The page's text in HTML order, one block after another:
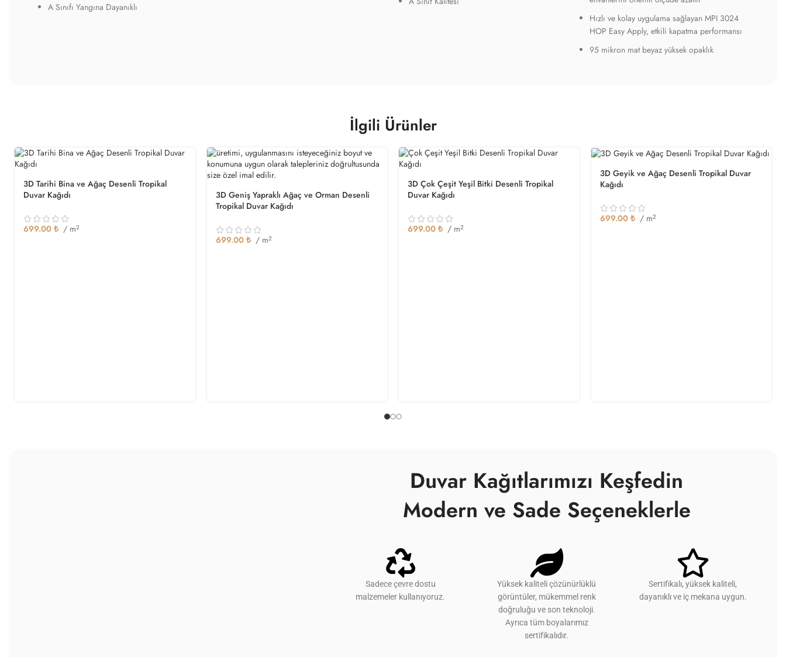
A Sınıfı Yangına Dayanıklı
Hızlı ve kolay uygulama sağlayan MPI 3024
HOP Easy Apply, etkili kapatma performansı
95 mikron mat beyaz yüksek opaklık
İlgili Ürünler
3D Tarihi Bina ve Ağaç Desenli Tropikal
Duvar Kağıdı
699.00 ₺ / m2
3D Geniş Yapraklı Ağaç ve Orman Desenli
Tropikal Duvar Kağıdı
699.00 ₺ / m2
3D Çok Çeşit Yeşil Bitki Desenli Tropikal
Duvar Kağıdı
699.00 ₺ / m2
3D Geyik ve Ağaç Desenli Tropikal Duvar
Kağıdı
699.00 ₺ / m2
Duvar Kağıtlarımızı Keşfedin
Modern ve Sade Seçeneklerle
Sadece çevre dostu
malzemeler kullanıyoruz.
Yüksek kaliteli çözünürlüklü
görüntüler, mükemmel renk
doğruluğu ve son teknoloji.
Ayrıca tüm boyalarımız
sertifikalıdır.
Sertifikalı, yüksek kaliteli,
dayanıklı ve iç mekana uygun.